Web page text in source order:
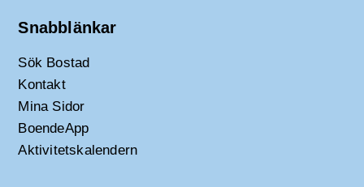
Snabblänkar
Sök Bostad
Kontakt
Mina Sidor
BoendeApp
Aktivitetskalendern